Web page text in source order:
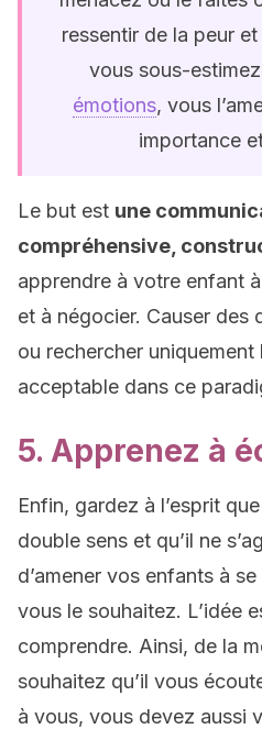
ressentir de la peur
vous sous-
émotions, vous
importance
Le but est une
compréhensive,
apprendre à votre enfant
et à négocier. Causer des
ou rechercher uniquement
acceptable dans ce
5. Apprenez à
Enfin, gardez à l’esprit
double sens et qu’il ne
d’amener vos enfants à
vous le souhaitez. L’idée
comprendre. Ainsi, de la
souhaitez qu’il vous
à vous, vous devez aussi